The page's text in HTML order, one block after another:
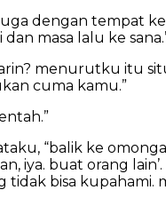
dengan tempat
masa lalu ke
menurutku itu
cuma kamu.”
“balik ke
iya. buat orang
tidak bisa kupahami.